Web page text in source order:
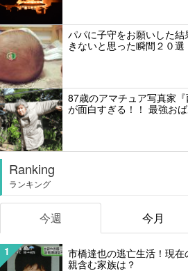
パパに子守をお願いした
きないと思った瞬間２０選
87歳のアマチュア写真家
が面白すぎる！！ 最強お
Ranking
ランキング
今週 今月
1
市橋達也の逃亡生活！現
親含む家族は？